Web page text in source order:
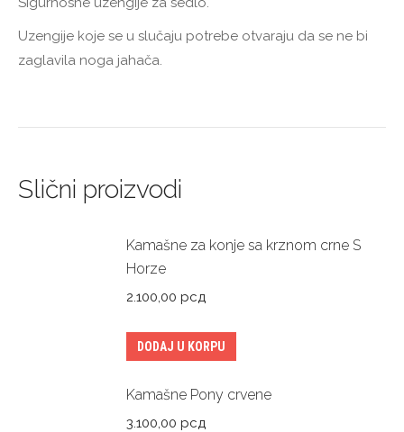
Uzengije koje se u slučaju potrebe otvaraju da se ne bi
zaglavila noga jahača.
Slični proizvodi
Kamašne za konje sa krznom crne S
Horze
2.100,00 рсд
DODAJ U KORPU
Kamašne Pony crvene
3.100,00 рсд